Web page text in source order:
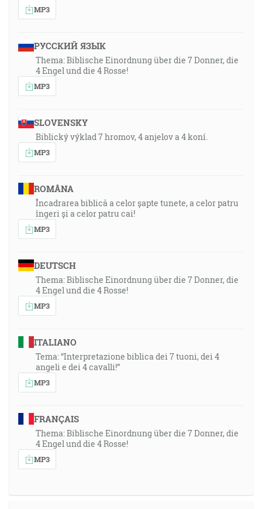
MP3
РУССКИЙ ЯЗЫК
Thema: Biblische Einordnung über die 7 Donner, die
4 Engel und die 4 Rosse!
MP3
SLOVENSKY
Biblický výklad 7 hromov, 4 anjelov a 4 koní.
MP3
ROMÂNA
Încadrarea biblică a celor șapte tunete, a celor patru
îngeri și a celor patru cai!
MP3
DEUTSCH
Thema: Biblische Einordnung über die 7 Donner, die
4 Engel und die 4 Rosse!
MP3
ITALIANO
Tema: “Interpretazione biblica dei 7 tuoni, dei 4
angeli e dei 4 cavalli!”
MP3
FRANÇAIS
Thema: Biblische Einordnung über die 7 Donner, die
4 Engel und die 4 Rosse!
MP3